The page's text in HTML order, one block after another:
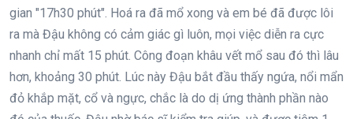
gian "17h30 phút". Hoá ra đã mổ xong và em bé đã được lôi
ra mà Đậu không có cảm giác gì luôn, mọi việc diễn ra cực
nhanh chỉ mất 15 phút. Công đoạn khâu vết mổ sau đó thì lâu
hơn, khoảng 30 phút. Lúc này Đậu bắt đầu thấy ngứa, nổi mẩn
đỏ khắp mặt, cổ và ngực, chắc là do dị ứng thành phần nào